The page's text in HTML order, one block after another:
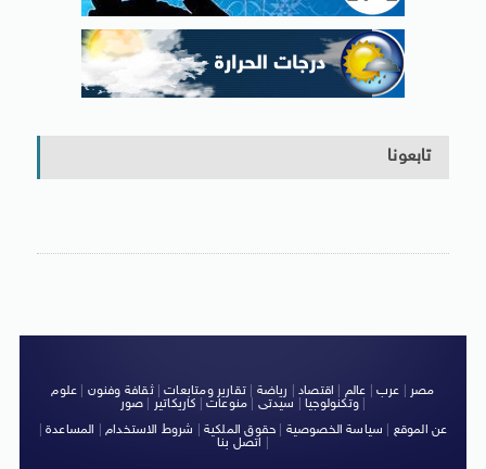
تابعونا
مصر عرب عالم اقتصاد رياضة |تقارير ومتابعات|ثقافة وفنون
علوم
وتكنولوجيا| سيدتى منوعات كاريكاتير صور
|
عن الموقع
سياسة الخصوصية حقوق الملكية شروط الاستخدام| المساعدة|
اتصل بنا